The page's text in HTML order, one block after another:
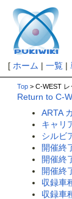
[ ホーム |一覧 |
Top > C-WEST レ
Return to C-
ARTA
キャリ
シルビ
開催終
開催終
開催終
収録車
収録車